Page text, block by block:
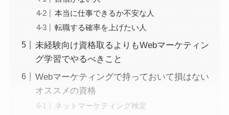
本当に仕事できるか不安な人
転職する確率を上げたい人
未経験向け資格取るよりもWebマーケティン
グ学習でやるべきこと
Webマーケティングで持っておいて損はない
オススメの資格
ネットマーケティング検定